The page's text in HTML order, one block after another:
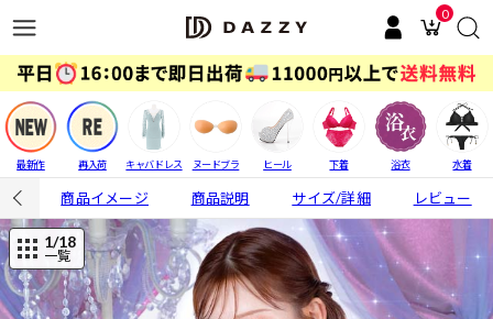
0
最新作 再入荷 キャバドレス ヌードブラ ヒール 下着 浴衣 水着
商品イメージ 商品説明 サイズ/詳細 レビュー
1/18
一覧